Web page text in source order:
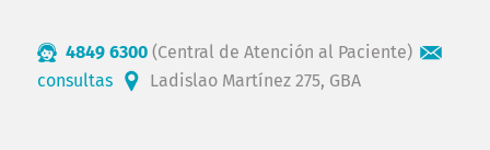
4849 6300 (Central de Atención al Paciente)
consultas
Ladislao Martínez 275, GBA